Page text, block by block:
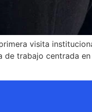
visita
de trabajo centrada